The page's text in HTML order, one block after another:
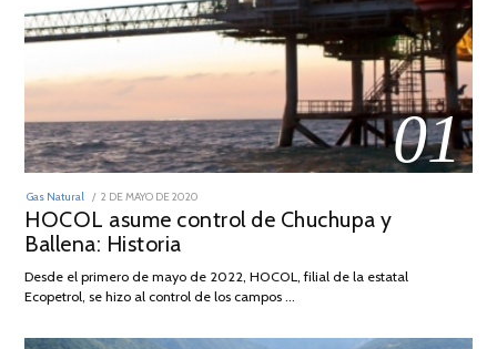
01
Gas Natural
POSTED
2 DE MAYO DE 2020
DE
FEBRERO
HOCOL asume control de Chuchupa y
Ballena: Historia
Desde el primero de mayo de 2022, HOCOL, filial de la estatal
Ecopetrol, se hizo al control de los campos …